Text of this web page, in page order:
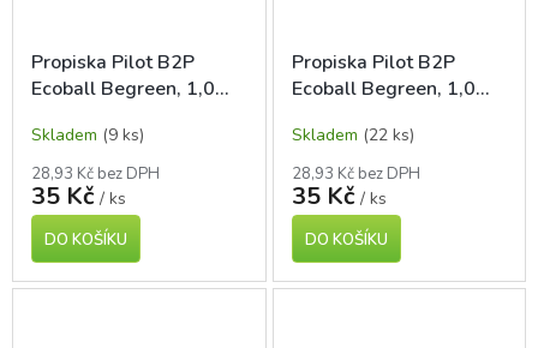
Propiska Pilot B2P
Ecoball Begreen, 1,0
Skladem (9 ks)
28,93 Kč bez DPH
35 Kč / ks
DO KOŠÍKU
Propiska Pilot B2P
Ecoball Begreen, 1,0
Skladem (22 ks)
28,93 Kč bez DPH
35 Kč / ks
DO KOŠÍKU